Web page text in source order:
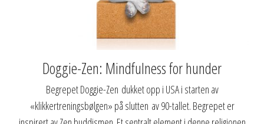
Doggie-Zen: Mindfulness for hunder
Begrepet Doggie-Zen dukket opp i USA i starten av
«klikkertreningsbølgen» på slutten av 90-tallet. Begrepet er